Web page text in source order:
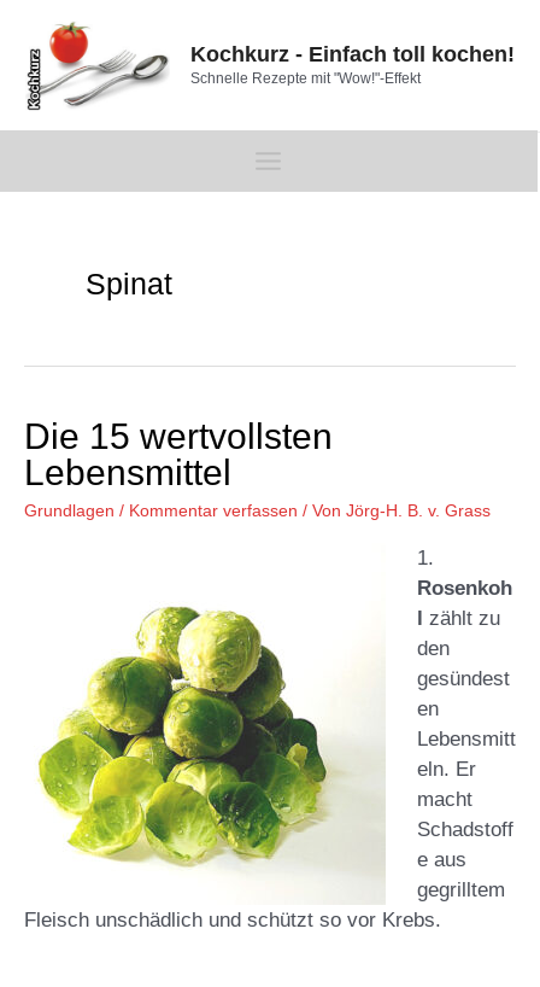
Inhalt
springen
Kochkurz - Einfach toll kochen!
Schnelle Rezepte mit "Wow!"-Effekt
Main
Spinat
Die 15 wertvollsten
Lebensmittel
Grundlagen / Kommentar verfassen / Von Jörg-H. B. v. Grass
1.
Rosenkoh
l zählt zu
den
gesündest
en
Lebensmitt
eln. Er
macht
Schadstoff
e aus
gegrilltem
Fleisch unschädlich und schützt so vor Krebs.